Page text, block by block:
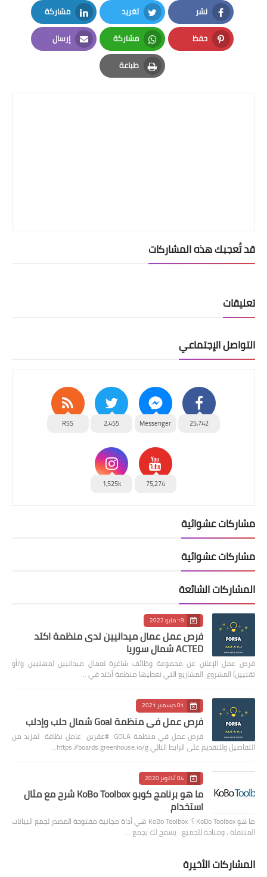
نشر
Facebook
تغريد
Twitter
مشاركة
LinkedIn
حفظ
Pinterest
مشاركة
Whatsapp
إرسال
Email
طباعة
Print
قد تُعجبك هذه المشاركات
تعليقات
التواصل الإجتماعي
25,742
Messenger
2,455
RSS
75,274
1,525k
مشاركات عشوائية
مشاركات عشوائية
المشاركات الشائعة
19 مايو 2022
فرص عمل عمال ميدانيين لدى منظمة اكتد
ACTED شمال سوريا
فرص عمل الإعلان عن مجموعة وظائف شاغرة لعمال ميدانيين (مهنيين و/أو
تقنيين) المشروع: المشاريع التي تغطيها منظمة أكتد في …
01 ديسمبر 2021
فرص عمل في منظمة Goal شمال حلب وإدلب
فرص عمل في منظمة GOLA #عفرين عامل نظافة لمزيد من
التفاصيل وللتقديم على الرابط التالي https://boards.greenhouse.io/g…
04 أكتوبر 2020
ما هو برنامج كوبو KoBo Toolbox شرح مع مثال
استخدام
ما هو KoBo Toolbox ؟ KoBo Toolbox هي أداة مجانية مفتوحة المصدر لجمع البيانات
المتنقلة ، ومتاحة للجميع. يسمح لك بجمع …
المشاركات الأخيرة